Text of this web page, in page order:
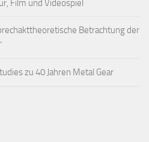
Film und Videospiel
Betrachtung der
zu 40 Jahren Metal Gear